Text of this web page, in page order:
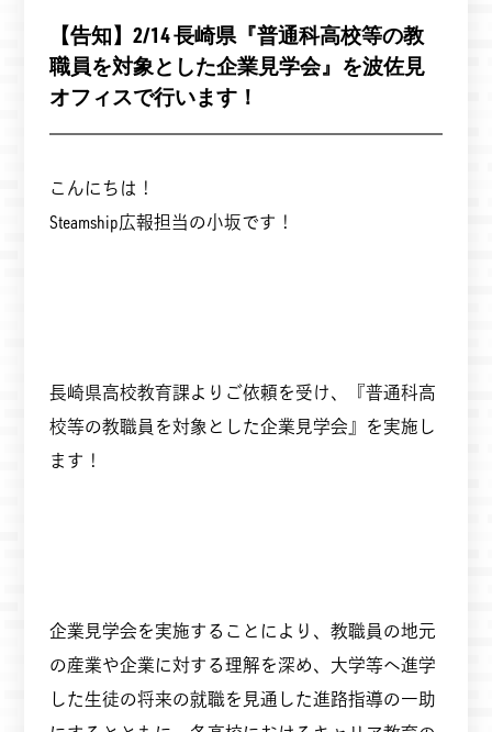
【告知】2/14 長崎県『普通科高校等の教
職員を対象とした企業見学会』を波佐見
オフィスで行います！
こんにちは！
Steamship広報担当の小坂です！
長崎県高校教育課よりご依頼を受け、『普通科高
校等の教職員を対象とした企業見学会』を実施し
ます！
企業見学会を実施することにより、教職員の地元
の産業や企業に対する理解を深め、大学等へ進学
した生徒の将来の就職を見通した進路指導の一助